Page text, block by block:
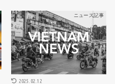
ニュース記事
2025.02.12